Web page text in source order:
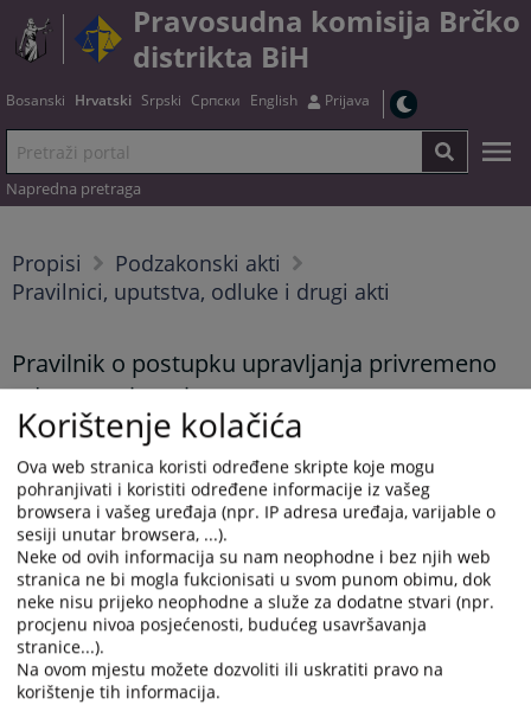
Pravosudna komisija Brčko
distrikta BiH
Bosanski Hrvatski Srpski Српски English Prijava
Napredna pretraga
Propisi
Podzakonski akti
Pravilnici, uputstva, odluke i drugi akti
Pravilnik o postupku upravljanja privremeno
oduzetom imovinom
Tekst pravilnika možete preuzetiOVDJE.
Prikazana vijest je na: Hrvatski jezik
Vijest dostupna još na: Bosanski jezik Српски језик
111PREGLEDA
Korištenje kolačića
Ova web stranica koristi određene skripte koje mogu
pohranjivati i koristiti određene informacije iz vašeg
browsera i vašeg uređaja (npr. IP adresa uređaja, varijable o
sesiji unutar browsera, ...).
Neke od ovih informacija su nam neophodne i bez njih web
stranica ne bi mogla fukcionisati u svom punom obimu, dok
neke nisu prijeko neophodne a služe za dodatne stvari (npr.
procjenu nivoa posjećenosti, budućeg usavršavanja
stranice...).
Na ovom mjestu možete dozvoliti ili uskratiti pravo na
korištenje tih informacija.